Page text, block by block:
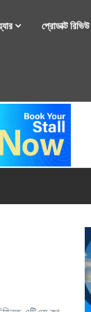
প্রোডাক্ট রিভিউ